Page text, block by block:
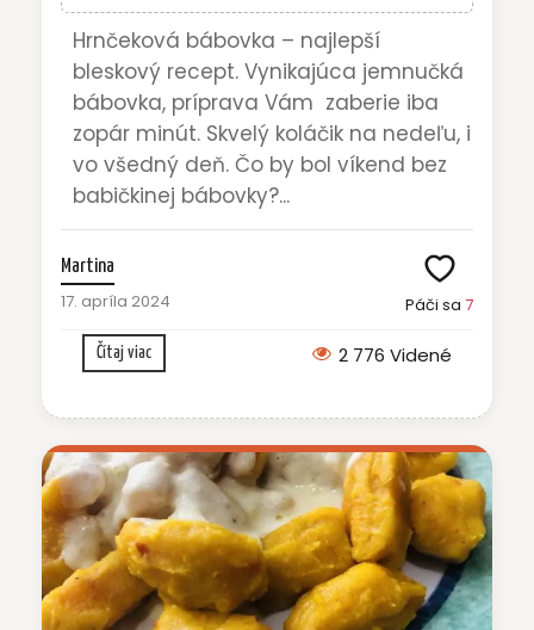
Hrnčeková bábovka – najlepší
bleskový recept. Vynikajúca jemnučká
bábovka, príprava Vám zaberie iba
zopár minút. Skvelý koláčik na nedeľu, i
vo všedný deň. Čo by bol víkend bez
babičkinej bábovky?...
Martina
17. apríla 2024 Páči sa 7
Čítaj viac 2 776 Videné